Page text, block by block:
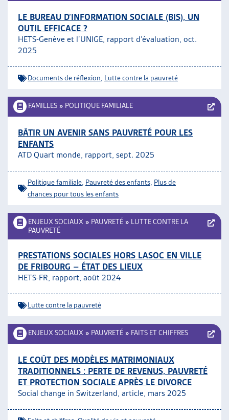
LE BUREAU D’INFORMATION SOCIALE (BIS), UN
OUTIL EFFICACE ?
HETS-Genève et l’UNIGE, rapport d’évaluation, oct.
2025
Documents de réflexion Lutte contre la pauvreté
FAMILLES » POLITIQUE FAMILIALE
BÂTIR UN AVENIR SANS PAUVRETÉ POUR LES
ENFANTS
ATD Quart monde, rapport, sept. 2025
Politique familiale Pauvreté des enfants Plus de
chances pour tous les enfants
ENJEUX SOCIAUX » PAUVRETÉ » LUTTE CONTRE LA
PAUVRETÉ
PRESTATIONS SOCIALES HORS LASOC EN VILLE
DE FRIBOURG – ÉTAT DES LIEUX
HETS-FR, rapport, août 2024
Lutte contre la pauvreté
ENJEUX SOCIAUX » PAUVRETÉ » FAITS ET CHIFFRES
LE COÛT DES MODÈLES MATRIMONIAUX
TRADITIONNELS : PERTE DE REVENUS, PAUVRETÉ
ET PROTECTION SOCIALE APRÈS LE DIVORCE
Social change in Switzerland, article, mars 2025